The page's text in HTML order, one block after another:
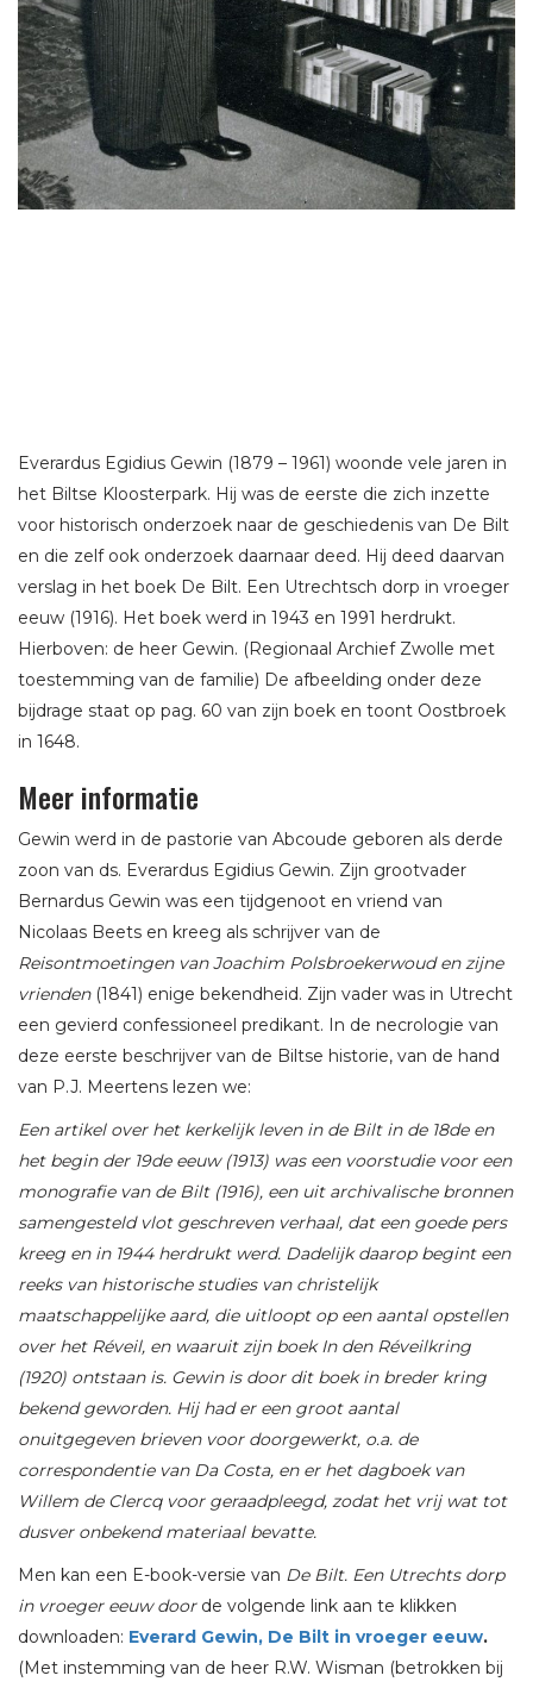
Everardus Egidius Gewin (1879 – 1961) woonde vele jaren in
het Biltse Kloosterpark. Hij was de eerste die zich inzette
voor historisch onderzoek naar de geschiedenis van De Bilt
en die zelf ook onderzoek daarnaar deed. Hij deed daarvan
verslag in het boek De Bilt. Een Utrechtsch dorp in vroeger
eeuw (1916). Het boek werd in 1943 en 1991 herdrukt.
Hierboven: de heer Gewin. (Regionaal Archief Zwolle met
toestemming van de familie) De afbeelding onder deze
bijdrage staat op pag. 60 van zijn boek en toont Oostbroek
in 1648.
Meer informatie
Gewin werd in de pastorie van Abcoude geboren als derde
zoon van ds. Everardus Egidius Gewin. Zijn grootvader
Bernardus Gewin was een tijdgenoot en vriend van
Nicolaas Beets en kreeg als schrijver van de
Reisontmoetingen van Joachim Polsbroekerwoud en zijne
vrienden(1841) enige bekendheid. Zijn vader was in Utrecht
een gevierd confessioneel predikant. In de necrologie van
deze eerste beschrijver van de Biltse historie, van de hand
van P.J. Meertens lezen we:
Een artikel over het kerkelijk leven in de Bilt in de 18de en
het begin der 19de eeuw (1913) was een voorstudie voor een
monografie van de Bilt (1916), een uit archivalische bronnen
samengesteld vlot geschreven verhaal, dat een goede pers
kreeg en in 1944 herdrukt werd. Dadelijk daarop begint een
reeks van historische studies van christelijk
maatschappelijke aard, die uitloopt op een aantal opstellen
over het Réveil, en waaruit zijn boek In den Réveilkring
(1920) ontstaan is. Gewin is door dit boek in breder kring
bekend geworden. Hij had er een groot aantal
onuitgegeven brieven voor doorgewerkt, o.a. de
correspondentie van Da Costa, en er het dagboek van
Willem de Clercq voor geraadpleegd, zodat het vrij wat tot
dusver onbekend materiaal bevatte.
Men kan een E-book-versie van De Bilt. Een Utrechts dorp
in vroeger eeuw door de volgende link aan te klikken
downloaden: Everard Gewin, De Bilt in vroeger eeuw.
(Met instemming van de heer R.W. Wisman (betrokken bij